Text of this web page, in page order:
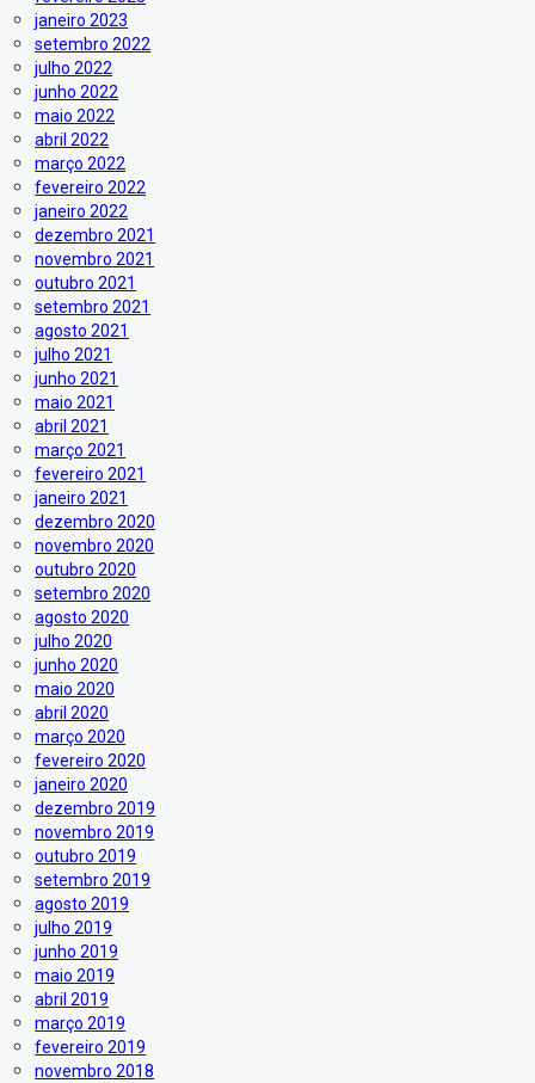
janeiro 2023
setembro 2022
julho 2022
junho 2022
maio 2022
abril 2022
março 2022
fevereiro 2022
janeiro 2022
dezembro 2021
novembro 2021
outubro 2021
setembro 2021
agosto 2021
julho 2021
junho 2021
maio 2021
abril 2021
março 2021
fevereiro 2021
janeiro 2021
dezembro 2020
novembro 2020
outubro 2020
setembro 2020
agosto 2020
julho 2020
junho 2020
maio 2020
abril 2020
março 2020
fevereiro 2020
janeiro 2020
dezembro 2019
novembro 2019
outubro 2019
setembro 2019
agosto 2019
julho 2019
junho 2019
maio 2019
abril 2019
março 2019
fevereiro 2019
novembro 2018